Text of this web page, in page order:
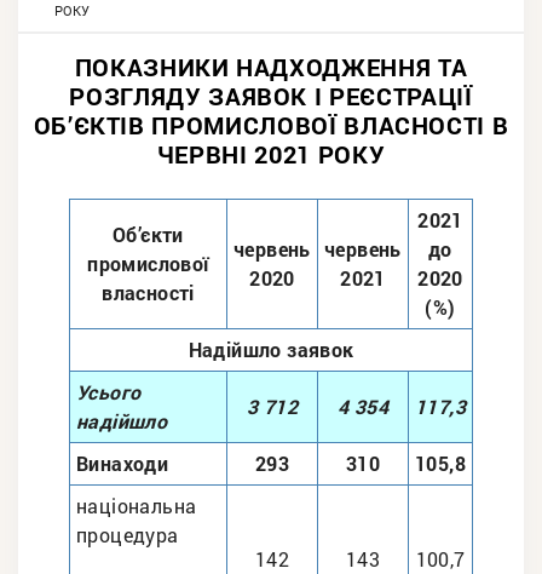
РОКУ
ПОКАЗНИКИ НАДХОДЖЕННЯ ТА
РОЗГЛЯДУ ЗАЯВОК І РЕЄСТРАЦІЇ
ОБ’ЄКТІВ ПРОМИСЛОВОЇ ВЛАСНОСТІ В
ЧЕРВНІ 2021 РОКУ
Об’єкти
промислової
власності
червень
2020
червень
2021
2021
до
2020
(%)
Надійшло заявок
Усього
надійшло
3 712 4 354 117,3
Винаходи 293 310
105,8
національна
процедура
142
143
100,7